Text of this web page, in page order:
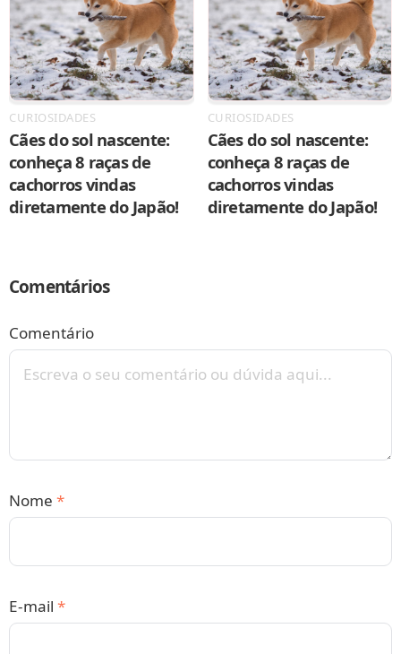
CURIOSIDADES
Cães do sol nascente:
conheça 8 raças de
cachorros vindas
diretamente do Japão!
CURIOSIDADES
Cães do sol nascente:
conheça 8 raças de
cachorros vindas
diretamente do Japão!
Comentários
Comentário
Nome *
E-mail *